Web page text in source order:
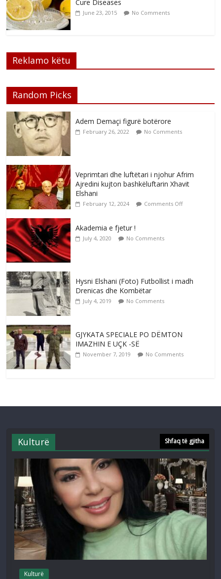
Cure Diseases
June 23, 2015 No Comments
Reklamo këtu
Random Picks
Adem Demaçi figurë botërore
February 26, 2022 No Comments
Veprimtari dhe luftëtari i njohur Afrim
Ajredini kujton bashkëluftarin Xhavit
Elshani
February 12, 2024 Comments Off
Akademia e fjetur !
July 4, 2020 No Comments
Hysni Elshani (Foto) Futbollist i madh
Drenicas dhe Kombëtar
July 4, 2019 No Comments
GJYKATA SPECIALE PO DËMTON
IMAZHIN E UÇK -SË
November 7, 2019 No Comments
Kulturë Shfaq të gjitha
Kulturë